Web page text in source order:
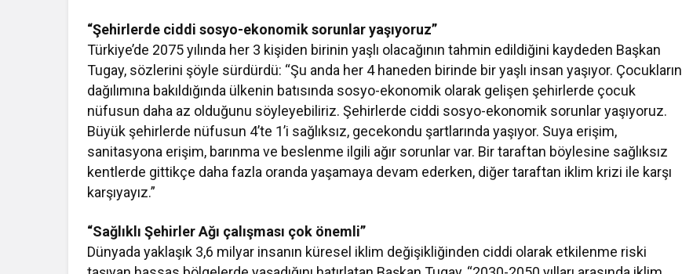
“Şehirlerde ciddi sosyo-ekonomik sorunlar yaşıyoruz”
Türkiye’de 2075 yılında her 3 kişiden birinin yaşlı olacağının tahmin edildiğini kaydeden Başkan
Tugay, sözlerini şöyle sürdürdü: “Şu anda her 4 haneden birinde bir yaşlı insan yaşıyor. Çocukların
dağılımına bakıldığında ülkenin batısında sosyo-ekonomik olarak gelişen şehirlerde çocuk
nüfusun daha az olduğunu söyleyebiliriz. Şehirlerde ciddi sosyo-ekonomik sorunlar yaşıyoruz.
Büyük şehirlerde nüfusun 4’te 1’i sağlıksız, gecekondu şartlarında yaşıyor. Suya erişim,
sanitasyona erişim, barınma ve beslenme ilgili ağır sorunlar var. Bir taraftan böylesine sağlıksız
kentlerde gittikçe daha fazla oranda yaşamaya devam ederken, diğer taraftan iklim krizi ile karşı
karşıyayız.”
“Sağlıklı Şehirler Ağı çalışması çok önemli”
Dünyada yaklaşık 3,6 milyar insanın küresel iklim değişikliğinden ciddi olarak etkilenme riski